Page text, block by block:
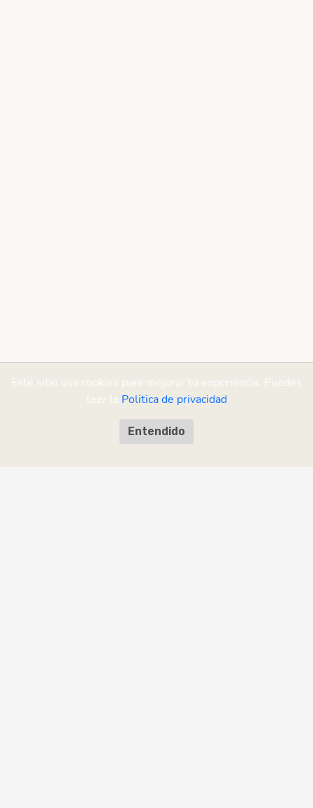
Este sitio usa cookies para mejorar tu experiencia. Puedes
leer la Politica de privacidad
Entendido